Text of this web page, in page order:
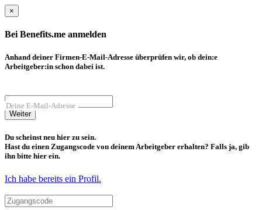
×
Bei Benefits.me anmelden
Anhand deiner Firmen-E-Mail-Adresse überprüfen wir, ob dein:e
Arbeitgeber:in schon dabei ist.
Deine E-Mail-Adresse
Weiter
Du scheinst neu hier zu sein.
Hast du einen Zugangscode von deinem Arbeitgeber erhalten? Falls ja, gib
ihn bitte hier ein.
Ich habe bereits ein Profil.